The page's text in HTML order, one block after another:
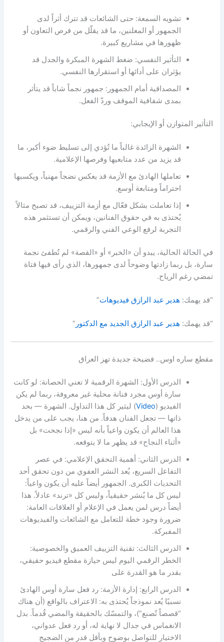
تشويه السمعة: حتى الشائعات قد تترك أثراً لدى
الجمهور أو المعلنين، ما قد يقلّل من فرص التعاون أو
ظهورها في مشاريع كبيرة.
التأثير النفسي: ضغط الشهرة المبكرة والجدل قد
يؤثران على أدائها أو استقرارها النفسي.
المصداقية أمام الجمهور: جمهور نجماً شاباً قد يتأثر
بمدى شفافية الموقف وردّ الفعل.
التأثير المتوازن أو الإيجابي:
الشهرة الزائدة غالباً ما تُؤدي إلى تسليط ضوء أكبر، ما
قد يزيد من عدد متابعيها وفرصها الإعلامية.
تعاملها الهادئ مع الأزمة قد يعكس نضجاً مهنياً، ويكسبها
احتراماً ومتابعة أوسع.
إذا تعاملت بشكل فعّال مع أزمة التزييف، قد تصبح مثالاً
يُحتذى به في حقوق الفنانين، ويمكن أن تستثمر هذه
التجربة لرفع الوعي الفني والرقمي.
في الحالة الحالية، يبدو أن «الخبر» أو «القصة» لم تُطفئ نجمة
سارة، بل ربما زادتها وضوحاً لدى جمهورها، الذي رأى فيها فتاة
تمضي رغم الرياح.
“قد يهمك: هدير عبد الرازق فيديوهات”
“قد يهمك: هدير عبد الرازق الجديد مع الدكتور ”
مقطع ساره اوس.. فضيحة جديدة تهز العراق
الدرس الأول: الشهرة الرقمية لا تعني الحصانة: لو كانت
سارة أوس مجرد فنانة محلية غير معروفة، ربما لم يكن
الفيديو (Video) ليثير كل هذا التداول. الشهرة — بحد
ذاتها — تجعل الفنان هدفاً. من هنا، يجب على من يدخل
هذا العالم أن يكون واعياً بأنه ليس «إذا نجحت» بل
«أثناء النجاح» قد يظهر ما لا يتوقعه.
الدرس الثاني: أهمية التحقق الإعلامي: في عصر
التفاعل السريع، يُعد النشر العفوي من دون تحقق أحد
التحديات الكبرى. الجمهور أيضاً عليه أن يكون واعياً:
ليس كل ما يُنشر حقيقياً، وليس كل «ترند» عادلاً. هذا
أيضاً درس لمن يعمل في الإعلام أو العلاقات العامة:
ضرورة وجود خطة للتعامل مع الشائعات والفيديوهات
المفبركة.
الدرس الثالث: تقنية التزييف العميق والخصوصية:
الخطر الرقمي اليوم ليس حيازة مقطع فيديو حقيقي،
بقدر ما هو القدرة على
الدرس الرابع: إدارة الأزمة: رد فعل سارة أوس الهادئ
نسبيًا يُعد نموذجاً يُحتذى به: الاعتراف بالواقع (أن هناك
“قصصاً تُصنع”)، والتمسّك بالحقيقة والمضي قُدماً. بدل
الانغماس في جدال لا نهاية له، أو رد فعل عدواني،
الاختيار للتواصل بوضوح وبأقل قدر من الضجيج